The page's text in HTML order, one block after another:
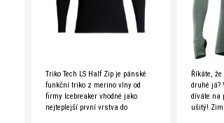
Triko Tech LS Half Zip je pánské
funkční triko z merino vlny od
firmy Icebreaker vhodné jako
nejteplejší první vrstva do
Říkáte,
druhé já?
díváte na
ušitý!